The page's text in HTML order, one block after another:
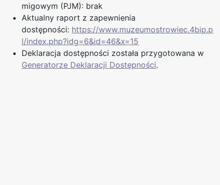
migowym (PJM): brak
Aktualny raport z zapewnienia
dostępności: https://www.muzeumostrowiec.4bip.p
l/index.php?idg=6&id=46&x=15
Deklaracja dostępności została przygotowana w
Generatorze Deklaracji Dostępności.